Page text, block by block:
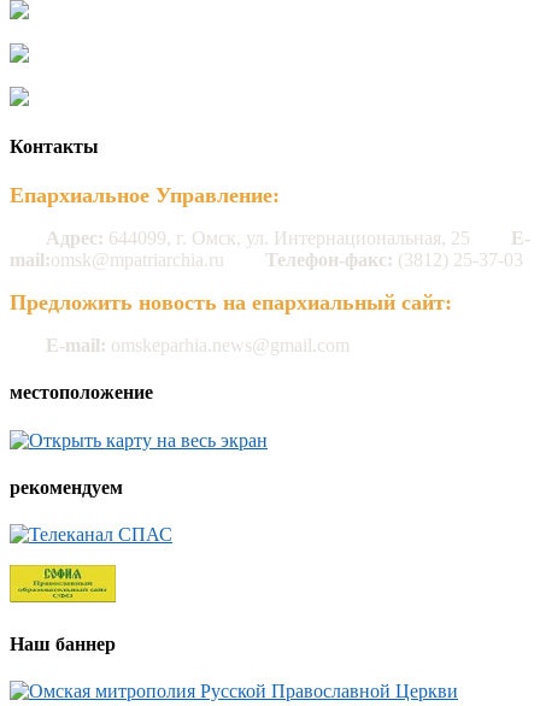
Контакты
Епархиальное Управление:
Адрес: 644099, г. Омск, ул. Интернациональная, 25
E-
mail:omsk@mpatriarchia.ru Телефон-факс: (3812) 25-37-03
Предложить новость на епархиальный сайт:
E-mail: omskeparhia.news@gmail.com
местоположение
рекомендуем
Наш баннер